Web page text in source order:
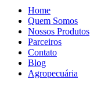
Home
Quem Somos
Nossos Produtos
Parceiros
Contato
Blog
Agropecuária